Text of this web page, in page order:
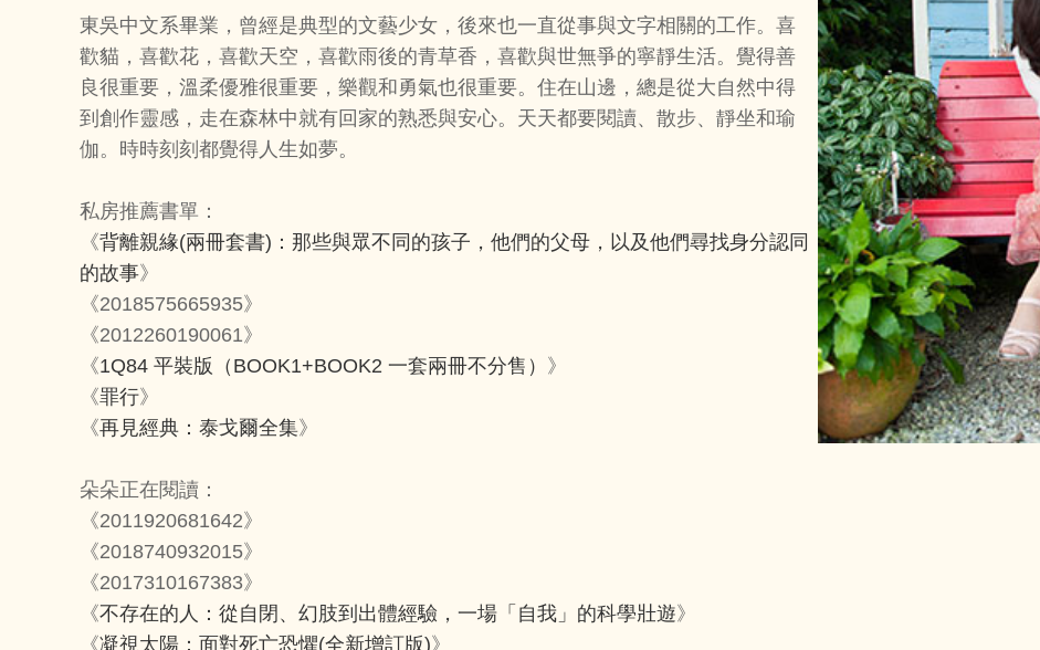
東吳中文系畢業，曾經是典型的文藝少女，後來也一直從事與文字相關的工作。喜
歡貓，喜歡花，喜歡天空，喜歡雨後的青草香，喜歡與世無爭的寧靜生活。覺得善
良很重要，溫柔優雅很重要，樂觀和勇氣也很重要。住在山邊，總是從大自然中得
到創作靈感，走在森林中就有回家的熟悉與安心。天天都要閱讀、散步、靜坐和瑜
伽。時時刻刻都覺得人生如夢。
私房推薦書單：
《背離親緣(兩冊套書)：那些與眾不同的孩子，他們的父母，以及他們尋找身分認同
的故事》
《2018575665935》
《2012260190061》
《1Q84 平裝版（BOOK1+BOOK2 一套兩冊不分售） 》
《罪行》
《再見經典：泰戈爾全集》
朵朵正在閱讀：
《2011920681642》
《2018740932015》
《2017310167383》
《不存在的人：從自閉、幻肢到出體經驗，一場「自我」的科學壯遊》
《凝視太陽：面對死亡恐懼(全新增訂版)》